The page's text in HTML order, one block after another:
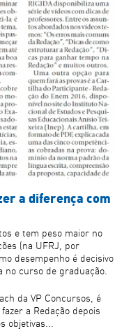
a diferença com
e tem peso maior no
(na UFRJ, por
desempenho é decisivo
no curso de graduação.
da VP Concursos, é
a Redação depois
objetivas...